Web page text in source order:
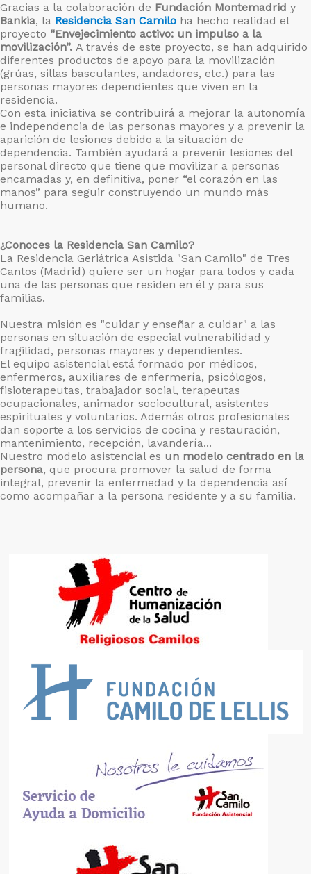
Gracias a la colaboración de Fundación Montemadrid y
Bankia, la Residencia San Camilo ha hecho realidad el
proyecto “Envejecimiento activo: un impulso a la
movilización”. A través de este proyecto, se han adquirido
diferentes productos de apoyo para la movilización
(grúas, sillas basculantes, andadores, etc.) para las
personas mayores dependientes que viven en la
residencia.
Con esta iniciativa se contribuirá a mejorar la autonomía
e independencia de las personas mayores y a prevenir la
aparición de lesiones debido a la situación de
dependencia. También ayudará a prevenir lesiones del
personal directo que tiene que movilizar a personas
encamadas y, en definitiva, poner “el corazón en las
manos” para seguir construyendo un mundo más
humano.
¿Conoces la Residencia San Camilo?
La Residencia Geriátrica Asistida "San Camilo" de Tres
Cantos (Madrid) quiere ser un hogar para todos y cada
una de las personas que residen en él y para sus
familias.
Nuestra misión es "cuidar y enseñar a cuidar" a las
personas en situación de especial vulnerabilidad y
fragilidad, personas mayores y dependientes.
El equipo asistencial está formado por médicos,
enfermeros, auxiliares de enfermería, psicólogos,
fisioterapeutas, trabajador social, terapeutas
ocupacionales, animador sociocultural, asistentes
espirituales y voluntarios. Además otros profesionales
dan soporte a los servicios de cocina y restauración,
mantenimiento, recepción, lavandería...
Nuestro modelo asistencial es un modelo centrado en la
persona, que procura promover la salud de forma
integral, prevenir la enfermedad y la dependencia así
como acompañar a la persona residente y a su familia.